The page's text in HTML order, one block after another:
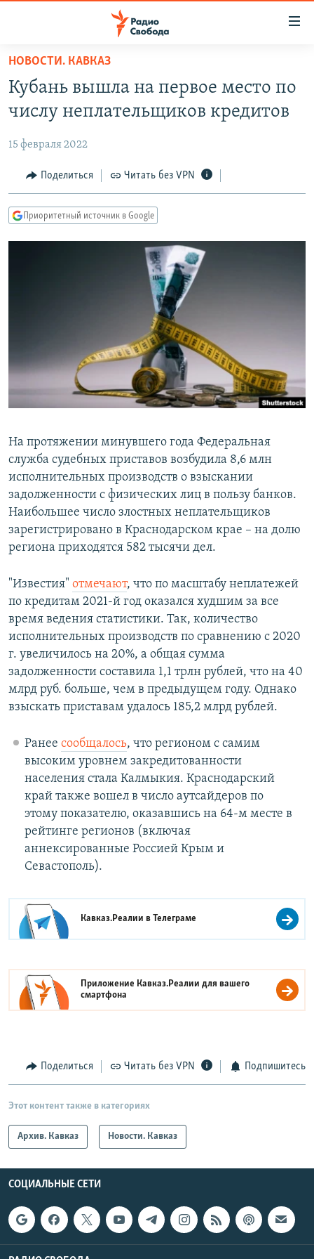
упрощенного
доступа
основному
Вернутся
главной
навигации
Вернутся
ПРОГРАММЫ
ПОДКАСТЫ
АВТОРСКИЕ ПРОЕКТЫ
ЦИТАТЫ СВОБОДЫ
МНЕНИЯ
IDEL.РЕАЛИИ
ПОДПИШИТЕСЬ НА РАССЫЛКУ
СОЦИАЛЬНЫЕ СЕТИ
Все сайты РСЕ/РС
НОВОСТИ. КАВКАЗ
Кубань вышла на первое место по
числу неплательщиков кредитов
15 февраля 2022
Поделиться Читать без VPN
Приоритетный источник в Google
На протяжении минувшего года Федеральная
служба судебных приставов возбудила 8,6 млн
исполнительных производств о взыскании
задолженности с физических лиц в пользу банков.
Наибольшее число злостных неплательщиков
зарегистрировано в Краснодарском крае – на долю
региона приходятся 582 тысячи дел.
"Известия" отмечают, что по масштабу неплатежей
по кредитам 2021-й год оказался худшим за все
время ведения статистики. Так, количество
исполнительных производств по сравнению с 2020
г. увеличилось на 20%, а общая сумма
задолженности составила 1,1 трлн рублей, что на 40
млрд руб. больше, чем в предыдущем году. Однако
взыскать приставам удалось 185,2 млрд рублей.
Ранее сообщалось, что регионом с самим
высоким уровнем закредитованности
населения стала Калмыкия. Краснодарский
край также вошел в число аутсайдеров по
этому показателю, оказавшись на 64-м месте в
рейтинге регионов (включая
аннексированные Россией Крым и
Севастополь).
Кавказ.Реалии вТелеграме
Приложение Кавказ.Реалии для вашего
смартфона
Поделиться Читать без VPN Подпишитесь
Этот контент также в категориях
Архив. Кавказ Новости. Кавказ
СОЦИАЛЬНЫЕ СЕТИ